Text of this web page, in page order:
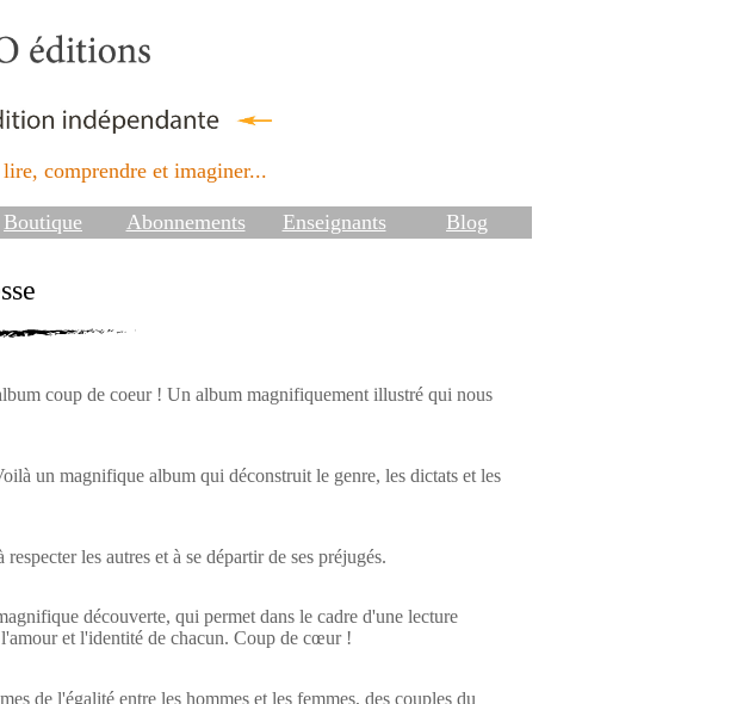
comprendre et imaginer...
Boutique Abonnements Enseignants Blog
coup de coeur ! Un album magnifiquement illustré qui nous
un magnifique album qui déconstruit le genre, les dictats et les
les autres et à se départir de ses préjugés.
découverte, qui permet dans le cadre d'une lecture
et l'identité de chacun. Coup de cœur !
de l'égalité entre les hommes et les femmes, des couples du